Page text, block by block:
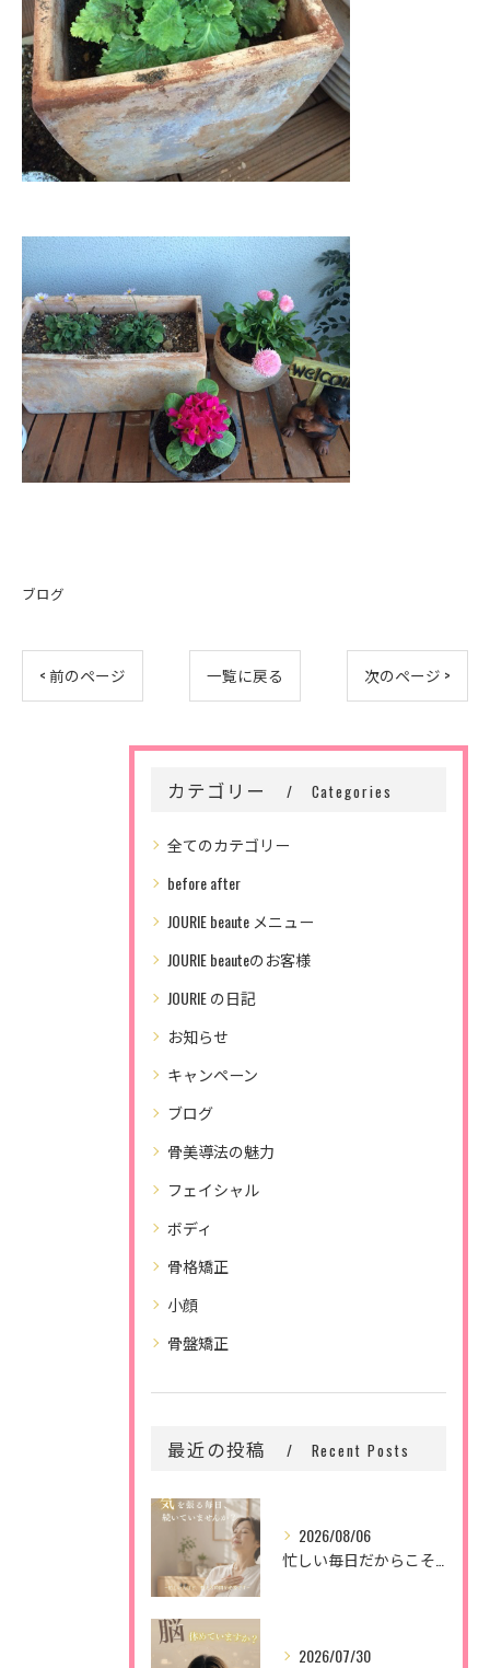
ブログ
< 前のページ 一覧に戻る 次のページ >
カテゴリー Categories
全てのカテゴリー
before after
JOURIE beaute メニュー
JOURIE beauteのお客様
JOURIE の日記
お知らせ
キャンペーン
ブログ
骨美導法の魅力
フェイシャル
ボディ
骨格矯正
小顔
骨盤矯正
最近の投稿 Recent Posts
2026/08/06
2026/07/30